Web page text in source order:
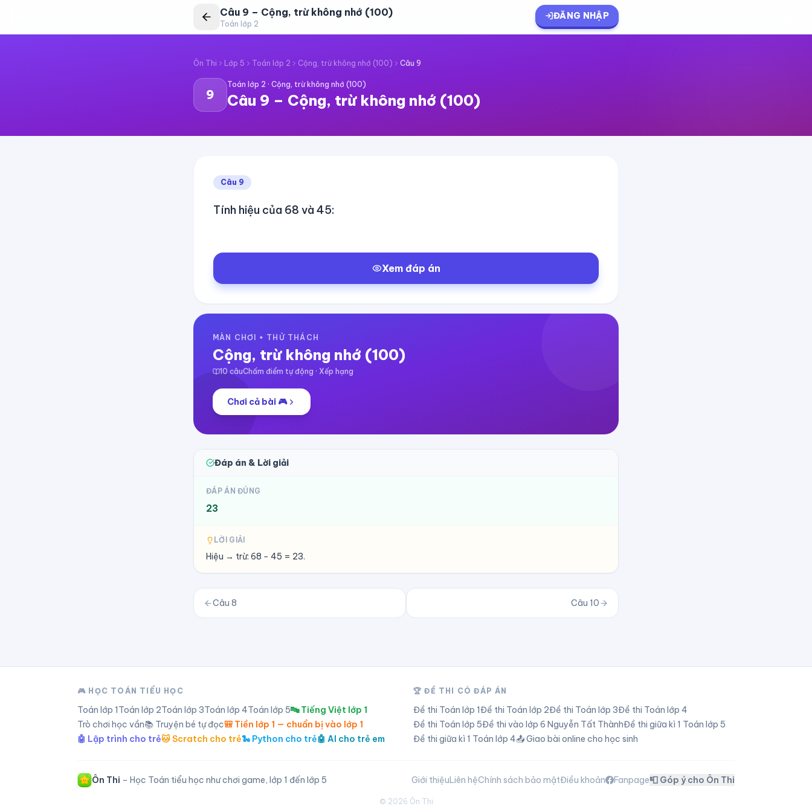
Câu 9 – Cộng, trừ không nhớ (100)
Toán lớp 2
ĐĂNG NHẬP
Ôn Thi Lớp 5 Toán lớp 2 Cộng, trừ không nhớ (100) Câu 9
9
Toán lớp 2 · Cộng, trừ không nhớ (100)
Câu 9 – Cộng, trừ không nhớ (100)
Câu 9
Tính hiệu của 68 và 45:
Xem đáp án
MÀN CHƠI + THỬ THÁCH
Cộng, trừ không nhớ (100)
10câuChấm điểm tự động · Xếp hạng
Chơi cả bài 🎮
Đáp án & Lời giải
ĐÁP ÁN ĐÚNG
23
LỜI GIẢI
Hiệu → trừ: 68 − 45 = 23.
Câu 8 Câu 10
🎮 HỌC TOÁN TIỂU HỌC
Toán lớp 1Toán lớp 2Toán lớp 3Toán lớp 4Toán lớp 5🔤 Tiếng Việt lớp 1
Trò chơi học vần📚 Truyện bé tự đọc🎒 Tiền lớp 1 — chuẩn bị vào lớp 1
🤖 Lập trình cho trẻ🐱 Scratch cho trẻ🐍 Python cho trẻ🤖 AI cho trẻ em
🏆 ĐỀ THI CÓ ĐÁP ÁN
Đề thi Toán lớp 1Đề thi Toán lớp 2Đề thi Toán lớp 3Đề thi Toán lớp 4
Đề thi Toán lớp 5Đề thi vào lớp 6 Nguyễn Tất ThànhĐề thi giữa kì 1 Toán lớp 5
Đề thi giữa kì 1 Toán lớp 4📤 Giao bài online cho học sinh
Ôn Thi – Học Toán tiểu học như chơi game, lớp 1 đến lớp 5 Giới thiệuLiên hệChính sách bảo mậtĐiều khoản Fanpage📮 Góp ý cho Ôn Thi
© 2026 Ôn Thi